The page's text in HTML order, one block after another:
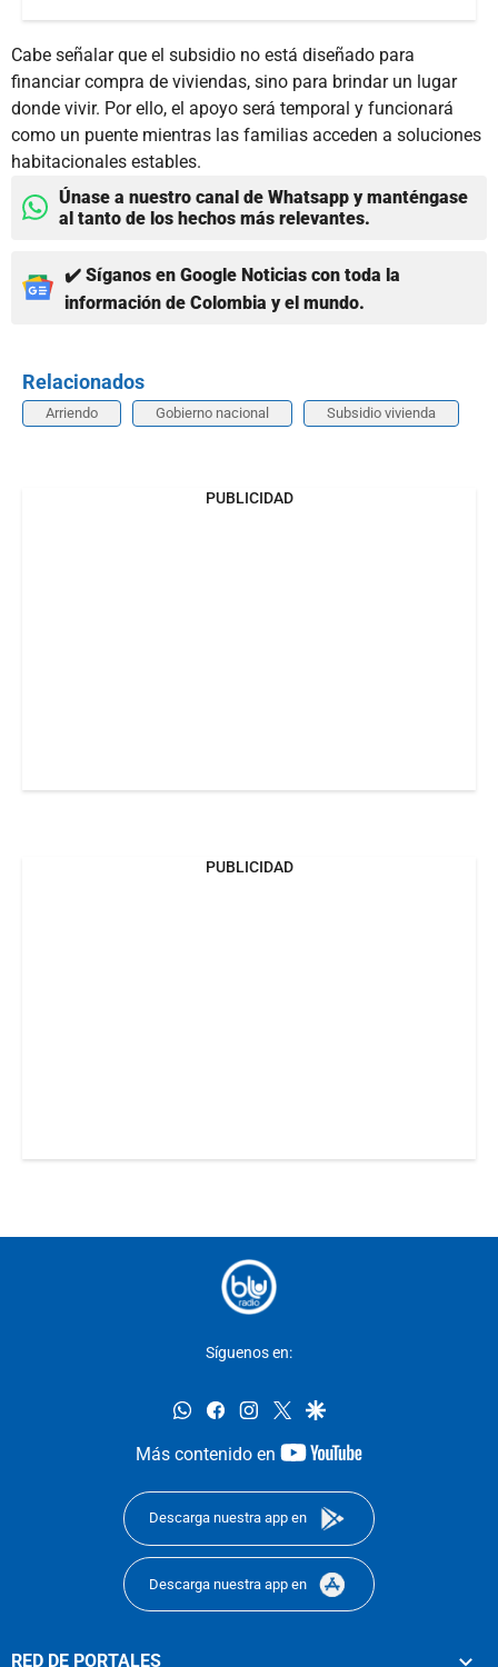
Cabe señalar que el subsidio no está diseñado para
financiar compra de viviendas, sino para brindar un lugar
donde vivir. Por ello, el apoyo será temporal y funcionará
como un puente mientras las familias acceden a soluciones
habitacionales estables.
Únase a nuestro canal de Whatsapp y manténgase
al tanto de los hechos más relevantes.
✔️ Síganos en Google Noticias con toda la
información de Colombia y el mundo.
Relacionados
Arriendo Gobierno nacional Subsidio vivienda
PUBLICIDAD
PUBLICIDAD
Síguenos en:
whatsappfacebookinstagram
twittergoogle
Más contenido en
youtube-
Descarga nuestra app en
Descarga nuestra app en
RED DE PORTALES